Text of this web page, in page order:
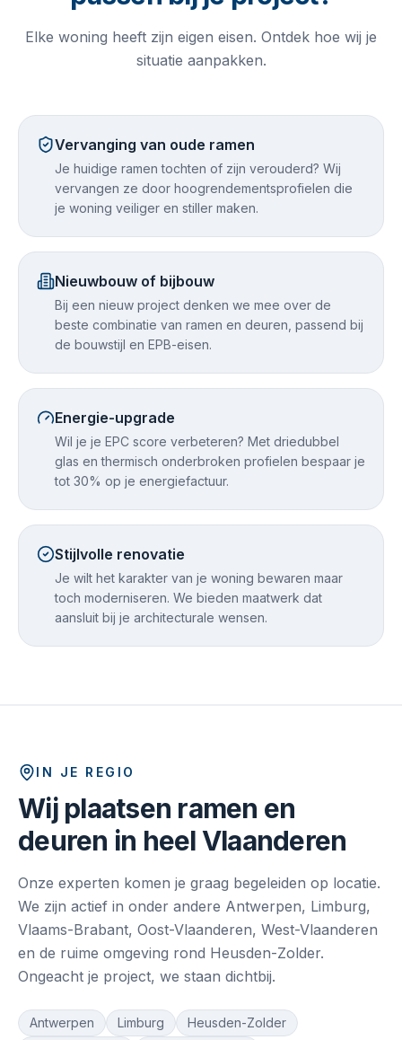
Elke woning heeft zijn eigen eisen. Ontdek hoe wij je
situatie aanpakken.
Vervanging van oude ramen
Je huidige ramen tochten of zijn verouderd? Wij
vervangen ze door hoogrendementsprofielen die
je woning veiliger en stiller maken.
Nieuwbouw of bijbouw
Bij een nieuw project denken we mee over de
beste combinatie van ramen en deuren, passend bij
de bouwstijl en EPB-eisen.
Energie-upgrade
Wil je je EPC score verbeteren? Met driedubbel
glas en thermisch onderbroken profielen bespaar je
tot 30% op je energiefactuur.
Stijlvolle renovatie
Je wilt het karakter van je woning bewaren maar
toch moderniseren. We bieden maatwerk dat
aansluit bij je architecturale wensen.
IN JE REGIO
Wij plaatsen ramen en
deuren in heel Vlaanderen
Onze experten komen je graag begeleiden op locatie.
We zijn actief in onder andere Antwerpen, Limburg,
Vlaams-Brabant, Oost-Vlaanderen, West-Vlaanderen
en de ruime omgeving rond Heusden-Zolder.
Ongeacht je project, we staan dichtbij.
Antwerpen Limburg
Heusden-Zolder